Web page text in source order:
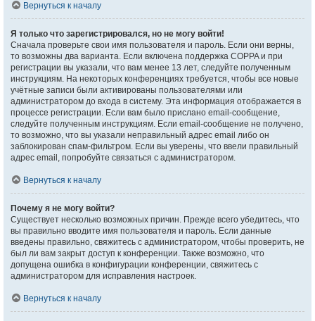
Вернуться к началу
Я только что зарегистрировался, но не могу войти!
Сначала проверьте свои имя пользователя и пароль. Если они верны,
то возможны два варианта. Если включена поддержка COPPA и при
регистрации вы указали, что вам менее 13 лет, следуйте полученным
инструкциям. На некоторых конференциях требуется, чтобы все новые
учётные записи были активированы пользователями или
администратором до входа в систему. Эта информация отображается в
процессе регистрации. Если вам было прислано email-сообщение,
следуйте полученным инструкциям. Если email-сообщение не получено,
то возможно, что вы указали неправильный адрес email либо он
заблокирован спам-фильтром. Если вы уверены, что ввели правильный
адрес email, попробуйте связаться с администратором.
Вернуться к началу
Почему я не могу войти?
Существует несколько возможных причин. Прежде всего убедитесь, что
вы правильно вводите имя пользователя и пароль. Если данные
введены правильно, свяжитесь с администратором, чтобы проверить, не
был ли вам закрыт доступ к конференции. Также возможно, что
допущена ошибка в конфигурации конференции, свяжитесь с
администратором для исправления настроек.
Вернуться к началу